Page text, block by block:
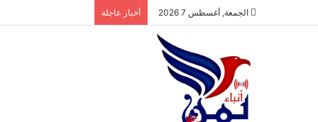
الجمعة, أغسطس 7 2026 أخبار عاجلة